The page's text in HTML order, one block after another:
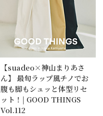
【suadeo×神山まりあさ
ん】 最旬ラップ風チノでお
腹も脚もシュッと体型リセ
ット！| GOOD THINGS
Vol.112